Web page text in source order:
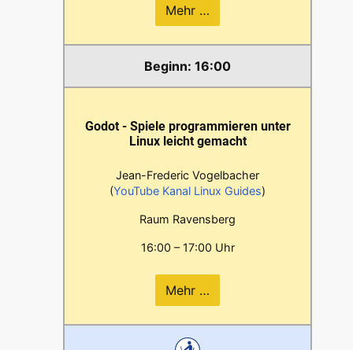
Mehr …
16:00
Godot - Spiele programmieren unter
Linux leicht gemacht
Jean-Frederic Vogelbacher
(YouTube Kanal Linux Guides)
Raum Ravensberg
16:00 – 17:00 Uhr
Mehr …